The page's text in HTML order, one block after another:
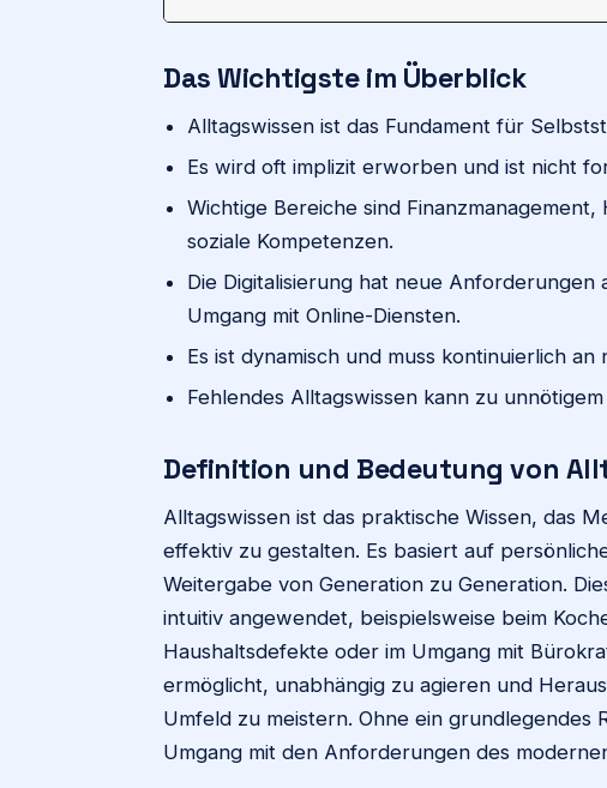
Das Wichtigste im Überblick
Alltagswissen ist das Fundament für
Es wird oft implizit erworben und ist nicht
Wichtige Bereiche sind
soziale Kompetenzen.
Die Digitalisierung hat neue
Umgang mit Online-Diensten.
Es ist dynamisch und muss kontinuierlich
Fehlendes Alltagswissen kann zu
Definition und Bedeutung von
Alltagswissen ist das praktische Wissen, das
effektiv zu gestalten. Es basiert auf
Weitergabe von Generation zu Generation.
intuitiv angewendet, beispielsweise beim
Haushaltsdefekte oder im Umgang mit
ermöglicht, unabhängig zu agieren und
Umfeld zu meistern. Ohne ein
Umgang mit den Anforderungen des